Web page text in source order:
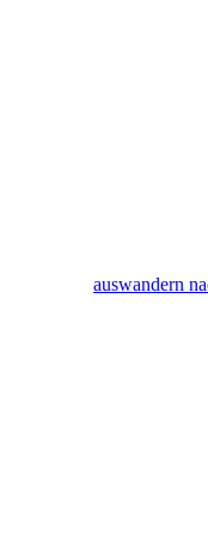
auswandern